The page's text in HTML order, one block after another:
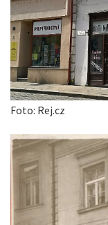
Foto: Rej.cz